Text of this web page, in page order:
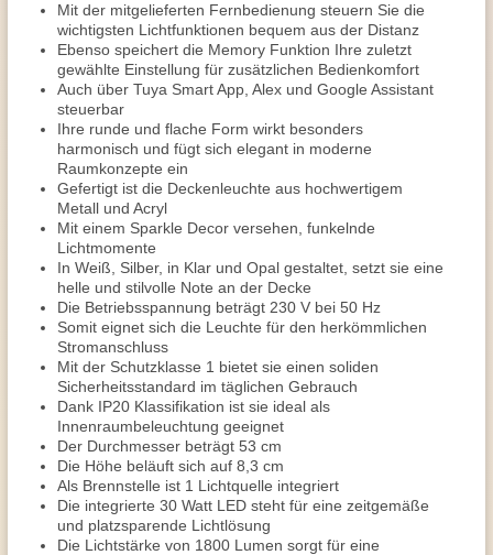
Mit der mitgelieferten Fernbedienung steuern Sie die
wichtigsten Lichtfunktionen bequem aus der Distanz
Ebenso speichert die Memory Funktion Ihre zuletzt
gewählte Einstellung für zusätzlichen Bedienkomfort
Auch über Tuya Smart App, Alex und Google Assistant
steuerbar
Ihre runde und flache Form wirkt besonders
harmonisch und fügt sich elegant in moderne
Raumkonzepte ein
Gefertigt ist die Deckenleuchte aus hochwertigem
Metall und Acryl
Mit einem Sparkle Decor versehen, funkelnde
Lichtmomente
In Weiß, Silber, in Klar und Opal gestaltet, setzt sie eine
helle und stilvolle Note an der Decke
Die Betriebsspannung beträgt 230 V bei 50 Hz
Somit eignet sich die Leuchte für den herkömmlichen
Stromanschluss
Mit der Schutzklasse 1 bietet sie einen soliden
Sicherheitsstandard im täglichen Gebrauch
Dank IP20 Klassifikation ist sie ideal als
Innenraumbeleuchtung geeignet
Der Durchmesser beträgt 53 cm
Die Höhe beläuft sich auf 8,3 cm
Als Brennstelle ist 1 Lichtquelle integriert
Die integrierte 30 Watt LED steht für eine zeitgemäße
und platzsparende Lichtlösung
Die Lichtstärke von 1800 Lumen sorgt für eine